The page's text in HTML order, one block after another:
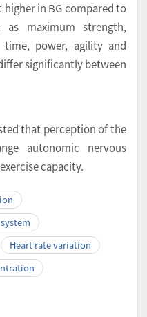
in BG compared to
as maximum strength,
time, power, agility and
significantly between
that perception of the
autonomic nervous
capacity.
Heart rate variation